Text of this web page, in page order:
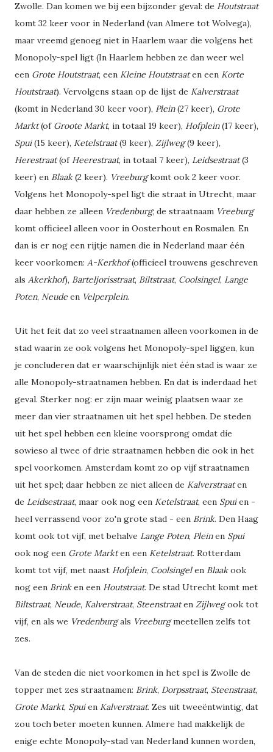
Zwolle. Dan komen we bij een bijzonder geval: de Houtstraat
komt 32 keer voor in Nederland (van Almere tot Wolvega),
maar vreemd genoeg niet in Haarlem waar die volgens het
Monopoly-spel ligt (In Haarlem hebben ze dan weer wel
een Grote Houtstraat, een Kleine Houtstraaten een Korte
Houtstraat). Vervolgens staan op de lijst de Kalverstraat
(komt in Nederland 30 keer voor), Plein(27 keer), Grote
Markt(of Groote Markt, in totaal 19 keer), Hofplein(17 keer),
Spui(15 keer), Ketelstraat(9 keer), Zijlweg(9 keer),
Herestraat(of Heerestraat, in totaal 7 keer), Leidsestraat(3
keer) en Blaak(2 keer). Vreeburgkomt ook 2 keer voor.
Volgens het Monopoly-spel ligt die straat in Utrecht, maar
daar hebben ze alleen Vredenburg; de straatnaam Vreeburg
komt officieel alleen voor in Oosterhout en Rosmalen. En
dan is er nog een rijtje namen die in Nederland maar één
keer voorkomen: A-Kerkhof(officieel trouwens geschreven
als Akerkhof), Barteljorisstraat, Biltstraat, Coolsingel, Lange
Poten, Neude en Velperplein.
Uit het feit dat zo veel straatnamen alleen voorkomen in de
stad waarin ze ook volgens het Monopoly-spel liggen, kun
je concluderen dat er waarschijnlijk niet één stad is waar ze
alle Monopoly-straatnamen hebben. En dat is inderdaad het
geval. Sterker nog: er zijn maar weinig plaatsen waar ze
meer dan vier straatnamen uit het spel hebben. De steden
uit het spel hebben een kleine voorsprong omdat die
sowieso al twee of drie straatnamen hebben die ook in het
spel voorkomen. Amsterdam komt zo op vijf straatnamen
uit het spel; daar hebben ze niet alleen de Kalverstraaten
de Leidsestraat, maar ook nog een Ketelstraat, een Spuien -
heel verrassend voor zo'n grote stad - een Brink. Den Haag
komt ook tot vijf, met behalve Lange Poten, Pleinen Spui
ook nog een Grote Markten een Ketelstraat. Rotterdam
komt tot vijf, met naast Hofplein, Coolsingelen Blaakook
nog een Brinken een Houtstraat. De stad Utrecht komt met
Biltstraat, Neude, Kalverstraat, Steenstraaten Zijlwegook tot
vijf, en als we Vredenburgals Vreeburgmeetellen zelfs tot
zes.
Van de steden die niet voorkomen in het spel is Zwolle de
topper met zes straatnamen: Brink, Dorpsstraat, Steenstraat,
Grote Markt, Spuien Kalverstraat. Zes uit tweeëntwintig, dat
zou toch beter moeten kunnen. Almere had makkelijk de
enige echte Monopoly-stad van Nederland kunnen worden,